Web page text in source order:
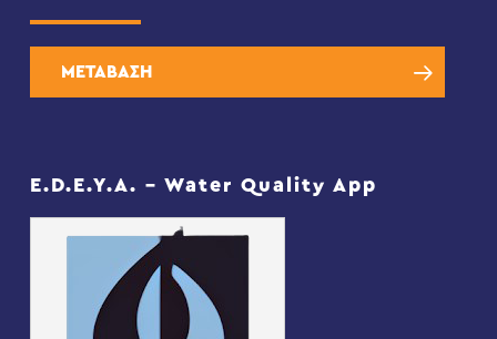
ΜΕΤΑΒΑΣΗ
E.D.E.Y.A. – Water Quality App